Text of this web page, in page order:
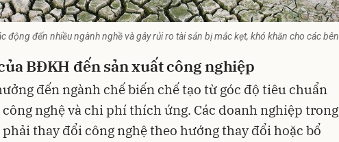
động đến nhiều ngành nghề và gây rủi ro tài sản bị mắc kẹt, khó khăn cho các bên
BĐKH đến sản xuất công nghiệp
đến ngành chế biến chế tạo từ góc độ tiêu chuẩn
nghệ và chi phí thích ứng. Các doanh nghiệp trong
thay đổi công nghệ theo hướng thay đổi hoặc bổ